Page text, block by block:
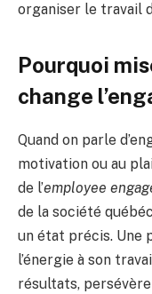
organiser le travail
Pourquoi
change
Quand on parle
motivation ou au
de l’employee
de la société
un état précis. Une
l’énergie à son
résultats,